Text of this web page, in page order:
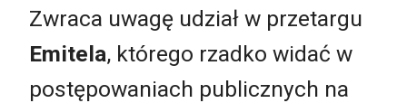
Zwraca uwagę udział w przetargu
Emitela, którego rzadko widać w
postępowaniach publicznych na